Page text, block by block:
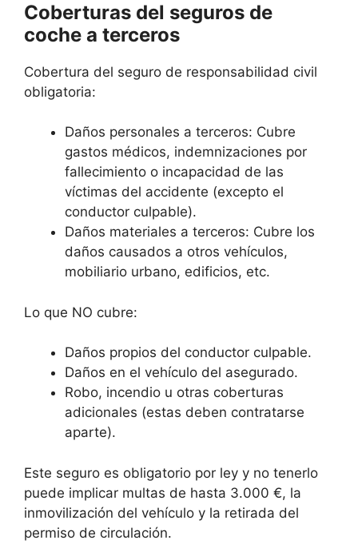
Coberturas del seguros de
coche a terceros
Cobertura del seguro de responsabilidad civil
obligatoria:
Daños personales a terceros: Cubre
gastos médicos, indemnizaciones por
fallecimiento o incapacidad de las
víctimas del accidente (excepto el
conductor culpable).
Daños materiales a terceros: Cubre los
daños causados a otros vehículos,
mobiliario urbano, edificios, etc.
Lo que NO cubre:
Daños propios del conductor culpable.
Daños en el vehículo del asegurado.
Robo, incendio u otras coberturas
adicionales (estas deben contratarse
aparte).
Este seguro es obligatorio por ley y no tenerlo
puede implicar multas de hasta 3.000 €, la
inmovilización del vehículo y la retirada del
permiso de circulación.